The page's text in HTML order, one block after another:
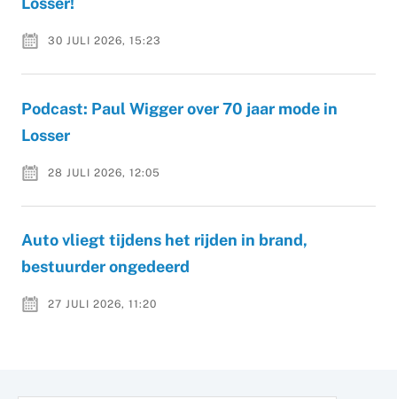
30 JULI 2026, 15:23
Podcast: Paul Wigger over 70 jaar mode in
Losser
28 JULI 2026, 12:05
Auto vliegt tijdens het rijden in brand,
bestuurder ongedeerd
27 JULI 2026, 11:20